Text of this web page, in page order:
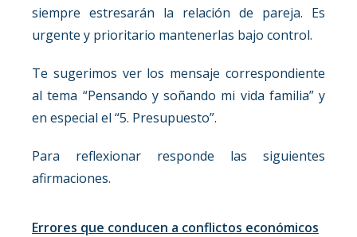
siempre estresarán la relación de pareja. Es
urgente y prioritario mantenerlas bajo control.
Te sugerimos ver los mensaje correspondiente
al tema “Pensando y soñando mi vida familia” y
en especial el “5. Presupuesto”.
Para reflexionar responde las siguientes
afirmaciones.
Errores que conducen a conflictos económicos